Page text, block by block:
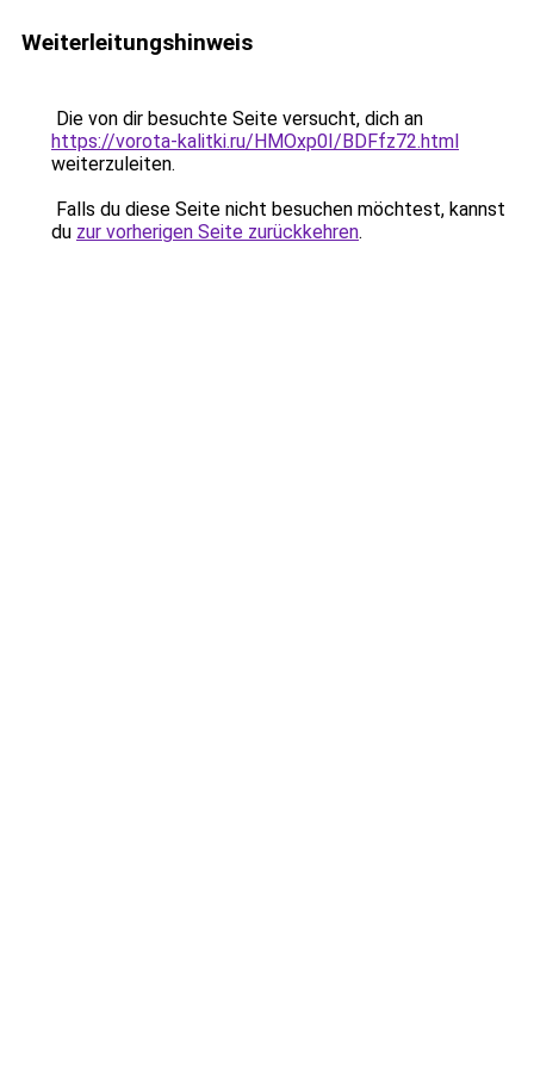
Weiterleitungshinweis
Die von dir besuchte Seite versucht, dich an
https://vorota-kalitki.ru/HMOxp0I/BDFfz72.html
weiterzuleiten.
Falls du diese Seite nicht besuchen möchtest, kannst
du zur vorherigen Seite zurückkehren.